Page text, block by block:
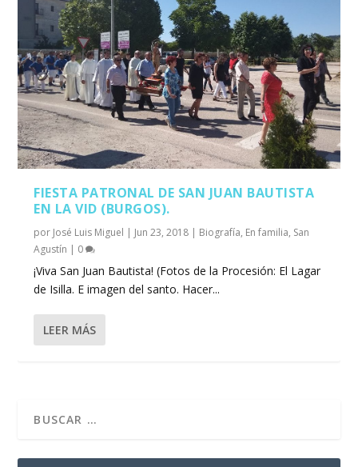
FIESTA PATRONAL DE SAN JUAN BAUTISTA
EN LA VID (BURGOS).
por José Luis Miguel | Jun 23, 2018 | Biografía, En familia, San
Agustín | 0
¡Viva San Juan Bautista! (Fotos de la Procesión: El Lagar
de Isilla. E imagen del santo. Hacer...
LEER MÁS